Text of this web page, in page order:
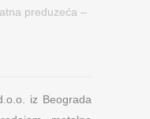
preduzeća –
iz Beograda